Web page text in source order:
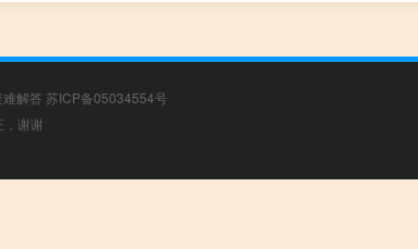
难解答 苏ICP备05034554号
谢谢